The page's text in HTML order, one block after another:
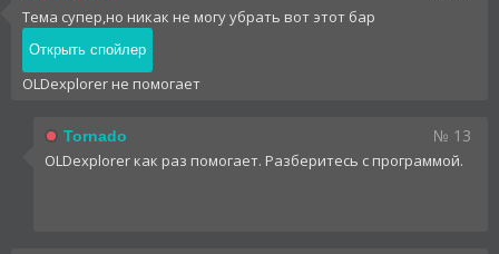
Тема супер,но никак не могу убрать вот этот бар
OLDexplorer не помогает
Tornado № 13
OLDexplorer как раз помогает. Разберитесь с программой.